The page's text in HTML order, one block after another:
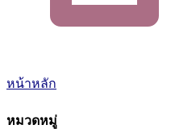
หน้าหลัก
หมวดหมู่